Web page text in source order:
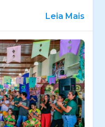
Leia Mais